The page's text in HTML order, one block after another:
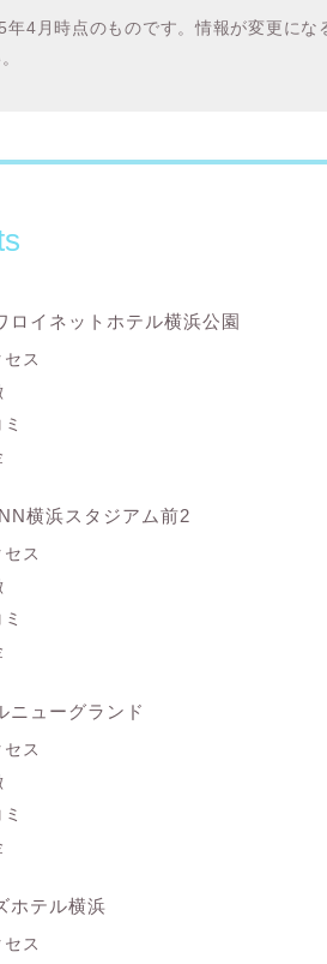
4月時点のものです。情報が変更に
ロイネットホテル横浜公園
セス
横浜スタジアム前2
セス
ニューグランド
セス
ホテル横浜
セス